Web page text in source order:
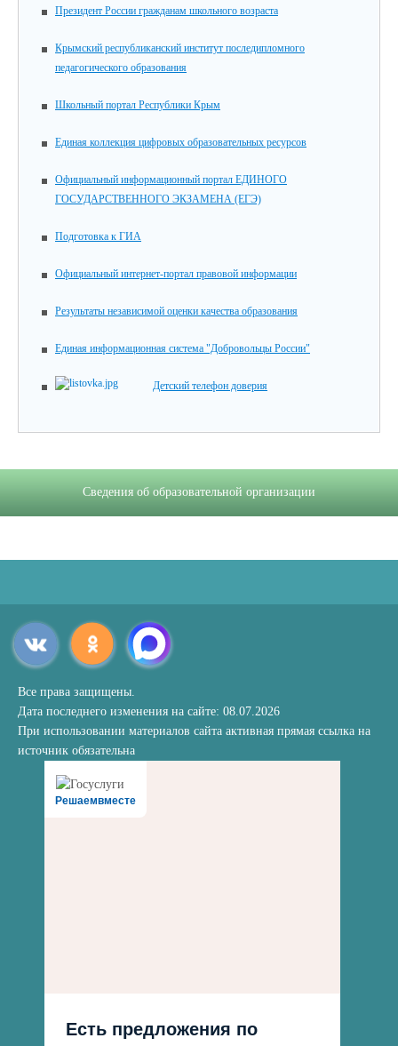
Президент России гражданам школьного возраста
Крымский республиканский институт последипломного
педагогического образования
Школьный портал Республики Крым
Единая коллекция цифровых образовательных ресурсов
Официальный информационный портал ЕДИНОГО
ГОСУДАРСТВЕННОГО ЭКЗАМЕНА (ЕГЭ)
Подготовка к ГИА
Официальный интернет-портал правовой информации
Результаты независимой оценки качества образования
Единая информационная система "Добровольцы России"
Детский телефон доверия
Сведения об образовательной организации
Все права защищены.
Дата последнего изменения на сайте: 08.07.2026
При использовании материалов сайта активная прямая ссылка на
источник обязательна
Решаемвместе
Есть предложения по